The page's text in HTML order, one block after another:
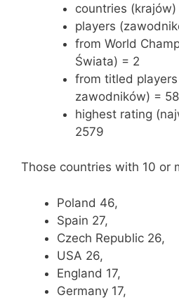
countries
players
from World
Świata) = 2
from titled
zawodników) = 58
highest rating
2579
Those countries with 10 or
Poland 46,
Spain 27,
Czech Republic 26,
USA 26,
England 17,
Germany 17,